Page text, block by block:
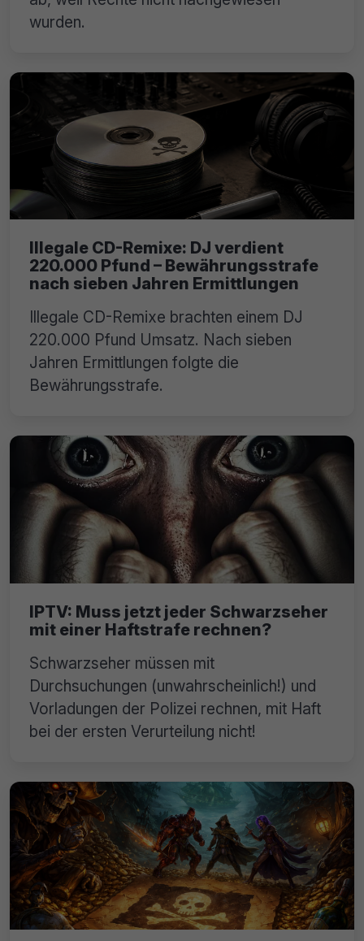
wurden.
Illegale CD-Remixe: DJ verdient
220.000 Pfund – Bewährungsstrafe
nach sieben Jahren Ermittlungen
Illegale CD-Remixe brachten einem DJ
220.000 Pfund Umsatz. Nach sieben
Jahren Ermittlungen folgte die
Bewährungsstrafe.
IPTV: Muss jetzt jeder Schwarzseher
mit einer Haftstrafe rechnen?
Schwarzseher müssen mit
Durchsuchungen (unwahrscheinlich!) und
Vorladungen der Polizei rechnen, mit Haft
bei der ersten Verurteilung nicht!